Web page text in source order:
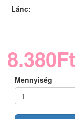
Lánc:
8.380Ft
Mennyiség